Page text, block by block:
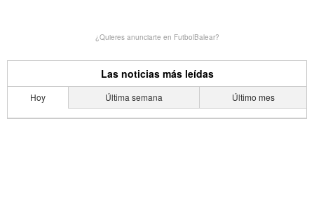
¿Quieres anunciarte en FutbolBalear?
Las noticias más leídas
Hoy Última semana Último mes